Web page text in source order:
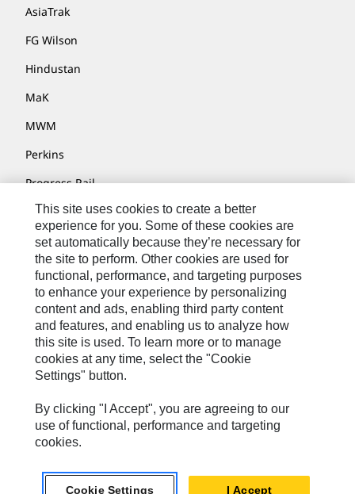
AsiaTrak
FG Wilson
Hindustan
MaK
MWM
Perkins
Progress Rail
SEM
Solar Turbines
SPM Oil & Gas
Turner Powertrain Systems
Nous Contacter
Plan Du Site
Cookie Settings
Mentions Légales
This site uses cookies to create a better
experience for you. Some of these cookies are
set automatically because they’re necessary for
the site to perform. Other cookies are used for
functional, performance, and targeting purposes
to enhance your experience by personalizing
content and ads, enabling third party content
and features, and enabling us to analyze how
this site is used. To learn more or to manage
cookies at any time, select the "Cookie
Settings" button.
By clicking "I Accept", you are agreeing to our
use of functional, performance and targeting
cookies.
Cookie Settings I Accept